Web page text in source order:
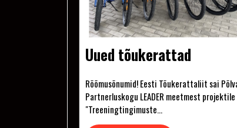
Uued tõukerattad
Rõõmusõnumid! Eesti Tõukerattaliit sai
Partnerluskogu LEADER meetmest projektile
"Treeningtingimuste…